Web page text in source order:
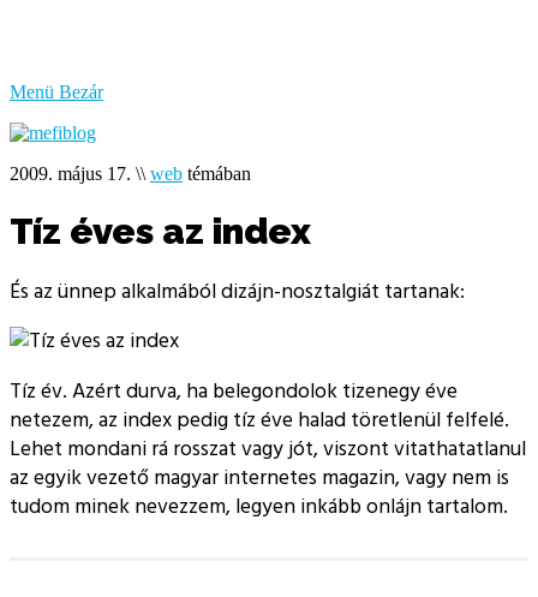
Menü Bezár
2009. május 17. \\ web témában
Tíz éves az index
És az ünnep alkalmából dizájn-nosztalgiát tartanak:
Tíz év. Azért durva, ha belegondolok tizenegy éve
netezem, az index pedig tíz éve halad töretlenül felfelé.
Lehet mondani rá rosszat vagy jót, viszont vitathatatlanul
az egyik vezető magyar internetes magazin, vagy nem is
tudom minek nevezzem, legyen inkább onlájn tartalom.